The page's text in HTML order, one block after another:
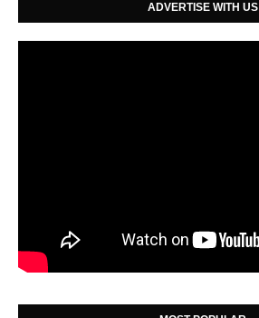
ADVERTISE WITH US